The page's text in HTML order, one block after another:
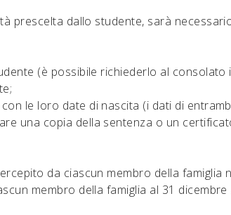
prescelta dallo studente, sarà
(è possibile richiederlo al
le loro date di nascita (i dati di
una copia della sentenza o un
da ciascun membro della famiglia
membro della famiglia al 31